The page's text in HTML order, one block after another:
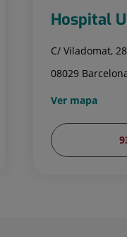
Hospital
C/ Viladomat,
08029
Ver mapa